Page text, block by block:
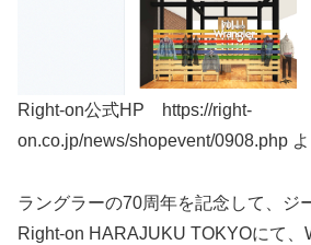
Right-on公式HP https://right-
on.co.jp/news/shopevent/0908.php
ラングラーの70周年を記念して、ジ
Right-on HARAJUKU TOKYOにて、